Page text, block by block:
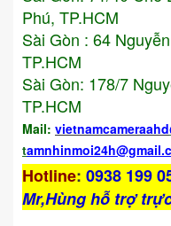
Phú, TP.HCM
Sài Gòn : 64
TP.HCM
Sài Gòn: 178/7
TP.HCM
Mail: vietnamcameraahd
t
Hotline: 0938 199
Mr,Hùng hỗ trợ